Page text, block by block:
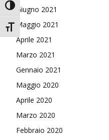
Attiva/disattiva alto contrasto
Attiva/disattiva dimensione testo
Giugno 2021
Maggio 2021
Aprile 2021
Marzo 2021
Gennaio 2021
Maggio 2020
Aprile 2020
Marzo 2020
Febbraio 2020